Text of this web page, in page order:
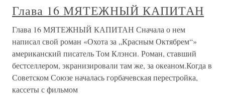
Глава 16 МЯТЕЖНЫЙ КАПИТАН
Глава 16 МЯТЕЖНЫЙ КАПИТАН Сначала о нем
написал свой роман «Охота за „Красным Октябрем“»
американский писатель Том Клэнси. Роман, ставший
бестселлером, экранизировали там же, за океаном.Когда в
Советском Союзе началась горбачевская перестройка,
кассеты с фильмом